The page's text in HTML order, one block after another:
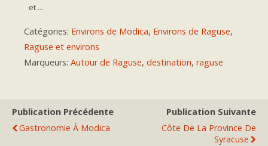
et ...
Catégories: Environs de Modica, Environs de Raguse,
Raguse et environs
Marqueurs: Autour de Raguse, destination, raguse
Publication Précédente
Gastronomie À Modica
Publication Suivante
Côte De La Province De
Syracuse